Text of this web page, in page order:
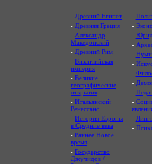
- Древний Египет
- Древняя Греция
- Александр
Македонский
- Древний Рим
- Византийская
империя
- Великие
географические
открытия
- Итальянский
Ренессанс
- История Европы
в Средние века
- Раннее Новое
время
- Государство
Джучидов /
-
-
-
-
-
-
-
-
-
-
-
-